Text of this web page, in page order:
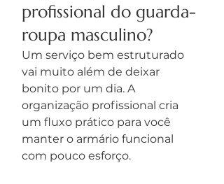
profissional do guarda-
roupa masculino?
Um serviço bem estruturado
vai muito além de deixar
bonito por um dia. A
organização profissional cria
um fluxo prático para você
manter o armário funcional
com pouco esforço.